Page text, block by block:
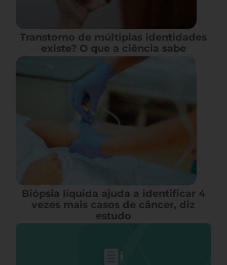
Transtorno de múltiplas identidades
existe? O que a ciência sabe
Biópsia líquida ajuda a identificar 4
vezes mais casos de câncer, diz
estudo